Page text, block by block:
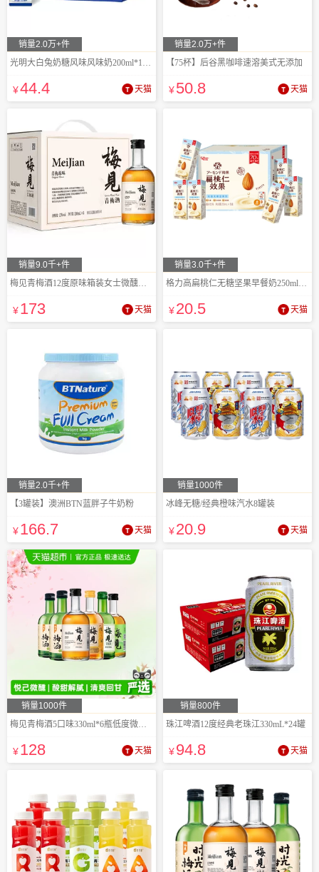
销量2.0万+件
光明大白兔奶糖风味风味奶200ml*12盒
¥44.4 天猫
销量2.0万+件
【75杯】后谷黑咖啡速溶美式无添加
¥50.8 天猫
销量9.0千+件
梅见青梅酒12度原味箱装女士微醺果酒
¥173 天猫
销量3.0千+件
格力高扁桃仁无糖坚果早餐奶250ml*6盒
¥20.5 天猫
销量2.0千+件
【3罐装】澳洲BTN蓝胖子牛奶粉
¥166.7 天猫
销量1000件
冰峰无糖/经典橙味汽水8罐装
¥20.9 天猫
销量1000件
梅见青梅酒5口味330ml*6瓶低度微醺组合装
¥128 天猫
销量800件
珠江啤酒12度经典老珠江330mL*24罐
¥94.8 天猫